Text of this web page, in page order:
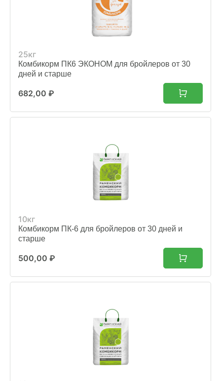
25кг
Комбикорм ПК6 ЭКОНОМ для бройлеров от 30
дней и старше
682,00 ₽
10кг
Комбикорм ПК-6 для бройлеров от 30 дней и
старше
500,00 ₽